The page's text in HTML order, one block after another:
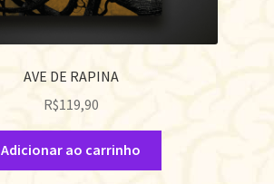
AVE DE RAPINA
R$119,90
Adicionar ao carrinho